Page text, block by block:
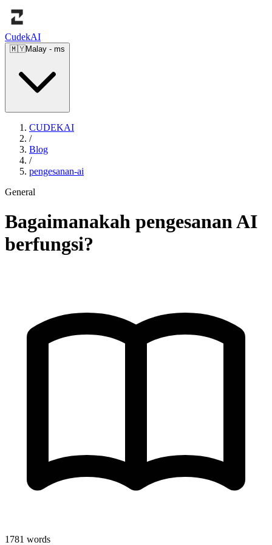
CudekAI
🇲🇾Malay - ms
CUDEKAI
/
Blog
/
pengesanan-ai
General
Bagaimanakah pengesanan AI
berfungsi?
1781 words